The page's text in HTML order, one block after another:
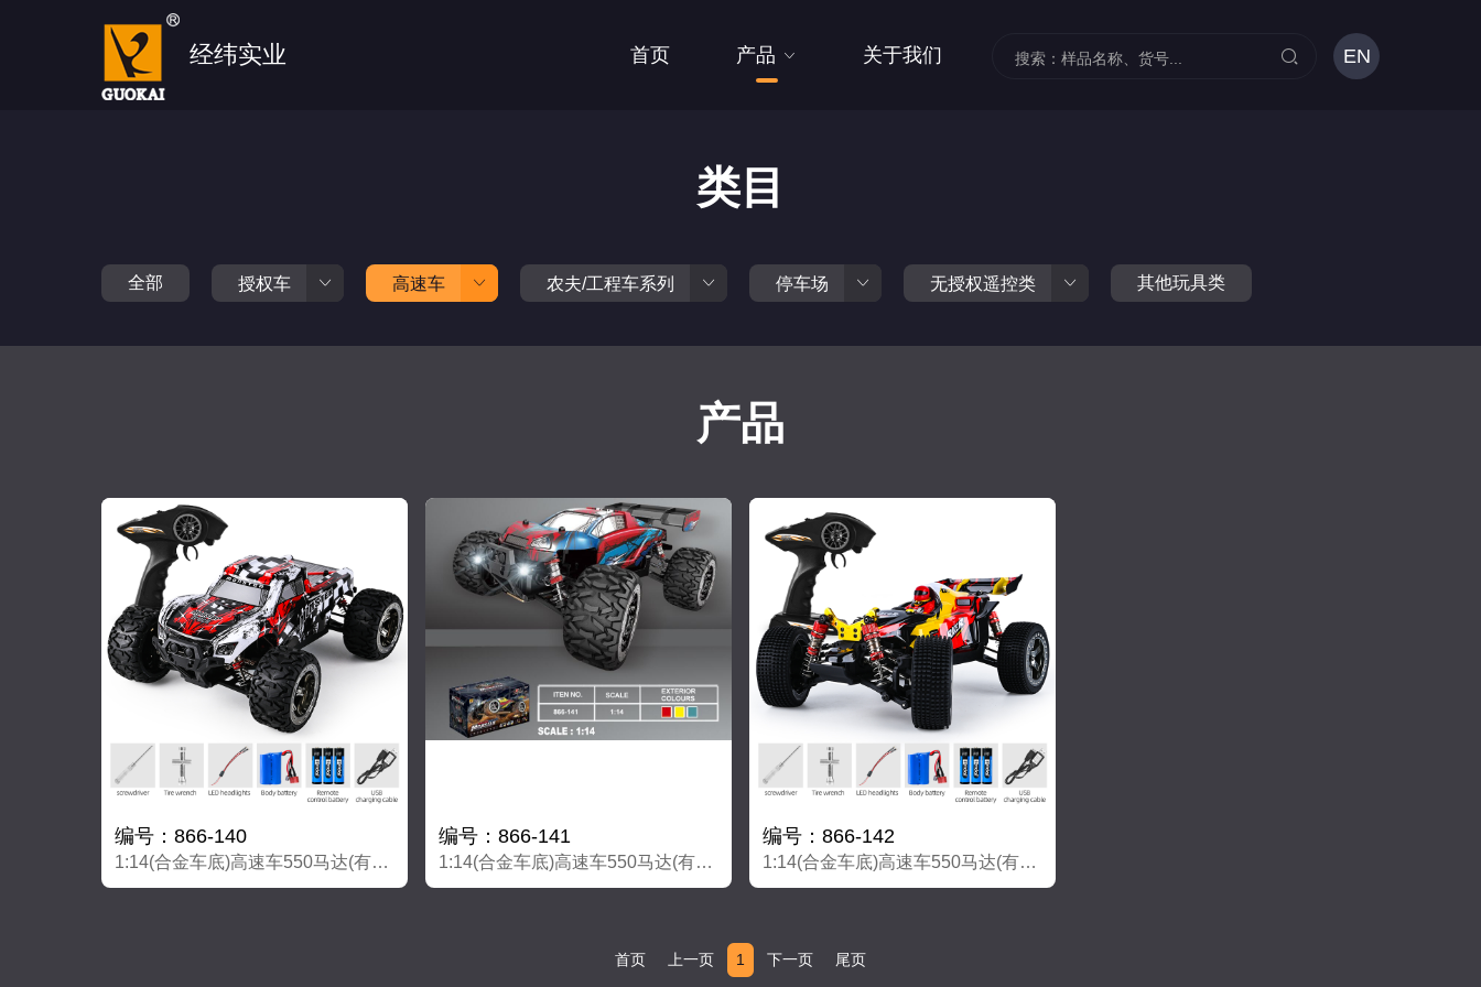
经纬实业 EN
首页 产品 关于我们
类目
全部 授权车 高速车 农夫/工程车系列 停车场 无授权遥控类 其他玩具类
产品
编号：866-140
1:14(合金车底)高速车550马达(有刷）
编号：866-141
1:14(合金车底)高速车550马达(有刷）
编号：866-142
1:14(合金车底)高速车550马达(有刷）
首页 上一页 1 下一页 尾页